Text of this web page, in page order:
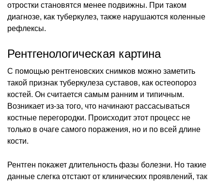
отростки становятся менее подвижны. При таком
диагнозе, как туберкулез, также нарушаются коленные
рефлексы.
Рентгенологическая картина
С помощью рентгеновских снимков можно заметить
такой признак туберкулеза суставов, как остеопороз
костей. Он считается самым ранним и типичным.
Возникает из-за того, что начинают рассасываться
костные перегородки. Происходит этот процесс не
только в очаге самого поражения, но и по всей длине
кости.
Рентген покажет длительность фазы болезни. Но такие
данные слегка отстают от клинических проявлений, так